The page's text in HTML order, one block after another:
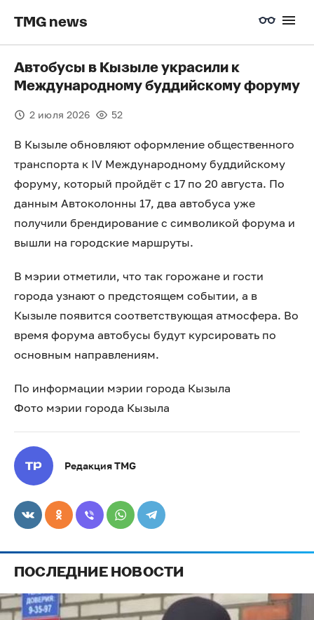
TMG news
Автобусы в Кызыле украсили к
Международному буддийскому форуму
2 июля 2026 52
В Кызыле обновляют оформление общественного
транспорта к IV Международному буддийскому
форуму, который пройдёт с 17 по 20 августа. По
данным Автоколонны 17, два автобуса уже
получили брендирование с символикой форума и
вышли на городские маршруты.
В мэрии отметили, что так горожане и гости
города узнают о предстоящем событии, а в
Кызыле появится соответствующая атмосфера. Во
время форума автобусы будут курсировать по
основным направлениям.
По информации мэрии города Кызыла
Фото мэрии города Кызыла
Редакция TMG
ПОСЛЕДНИЕ НОВОСТИ